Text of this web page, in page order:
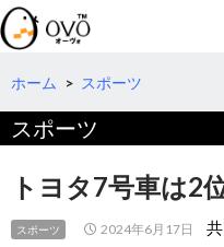
検
索
コ
テ
へ
ホーム > スポーツ
スポーツ
トヨタ7号車は2
スポーツ 2024年6月17日